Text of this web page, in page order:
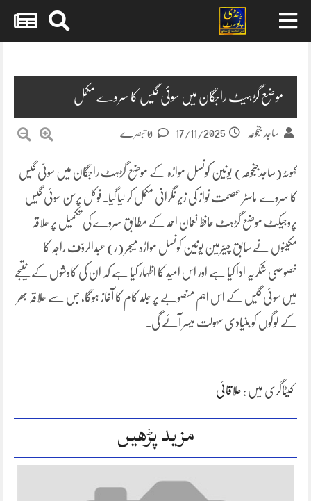
موضع گڑہیٹ راجگان میں سوئی گیس کا سروے مکمل
ساجد جنجوعہ 17/11/2025
کہوٹہ(ساجدجنجوعہ) یونین کونسل مواڑہ کے موضع گڑہٹ راجگان میں سوئی گیس
کا سروے ماسٹر عصمت نواز کی زیر نگرانی مکمل کر لیا گیا۔فوکل پرسن سوئی گیس
پروجیکٹ موضع گڑہٹ حافظ نعمان احمد کے مطابق سروے کی تکمیل پر علاقہ
مکینوں نے سابق چیئرمین یونین کونسل مواڑہ میجر (ر) عبدالرؤف راجہ کا
خصوصی شکریہ ادا کیا ہے اور اس امید کا اظہار کیا ہے کہ ان کی کاوشوں کے نتیجے
میں سوئی گیس کے اس اہم منصوبے پر جلد کام کا آغاز ہوگا، جس سے علاقہ بھر
کے لوگوں کو بنیادی سہولت میسر آئے گی۔
کیٹاگری میں : علاقائی
مزید پڑھیں